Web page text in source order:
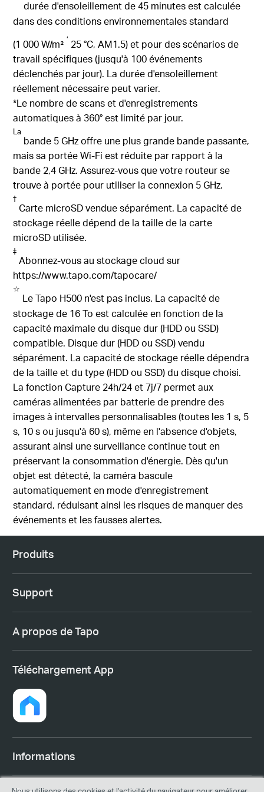
Assistant
pour une automatisation mains libres.
durée d'ensoleillement de 45 minutes est calculée
dans des conditions environnementales standard
(1 000 W/m²
,
25 °C, AM1.5) et pour des scénarios de
travail spécifiques (jusqu'à 100 événements
déclenchés par jour). La durée d'ensoleillement
réellement nécessaire peut varier.
*Le nombre de scans et d'enregistrements
automatiques à 360° est limité par jour.
La
bande 5 GHz offre une plus grande bande passante,
mais sa portée Wi-Fi est réduite par rapport à la
bande 2,4 GHz. Assurez-vous que votre routeur se
trouve à portée pour utiliser la connexion 5 GHz.
†
Carte microSD vendue séparément. La capacité de
stockage réelle dépend de la taille de la carte
microSD utilisée.
‡
Abonnez-vous au stockage cloud sur
https://www.tapo.com/tapocare/
☆
Le Tapo H500 n'est pas inclus. La capacité de
stockage de 16 To est calculée en fonction de la
capacité maximale du disque dur (HDD ou SSD)
compatible. Disque dur (HDD ou SSD) vendu
séparément. La capacité de stockage réelle dépendra
de la taille et du type (HDD ou SSD) du disque choisi.
La fonction Capture 24h/24 et 7j/7 permet aux
caméras alimentées par batterie de prendre des
images à intervalles personnalisables (toutes les 1 s, 5
s, 10 s ou jusqu'à 60 s), même en l'absence d'objets,
assurant ainsi une surveillance continue tout en
préservant la consommation d'énergie. Dès qu'un
objet est détecté, la caméra bascule
automatiquement en mode d'enregistrement
standard, réduisant ainsi les risques de manquer des
événements et les fausses alertes.
Produits
Support
A propos de Tapo
Téléchargement App
Informations